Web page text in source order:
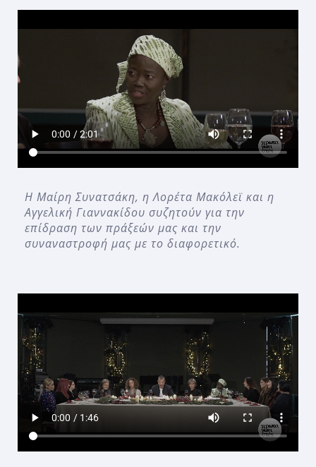
Η Μαίρη Συνατσάκη, η Λορέτα Μακόλεϊ και η
Αγγελική Γιαννακίδου συζητούν για την
επίδραση των πράξεών μας και την
συναναστροφή μας με το διαφορετικό.